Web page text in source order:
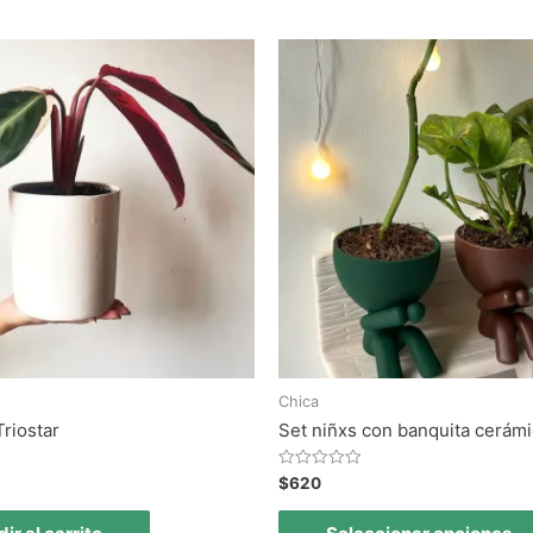
Chica
Set niñxs con banquita
Valorado
en
0
$620